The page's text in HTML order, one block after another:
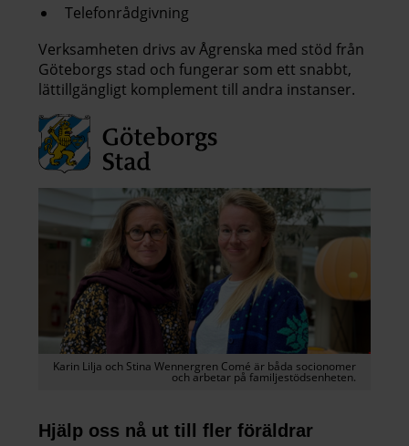
Telefonrådgivning
Verksamheten drivs av Ågrenska med stöd från
Göteborgs stad och fungerar som ett snabbt,
lättillgängligt komplement till andra instanser.
Karin Lilja och Stina Wennergren Comé är båda socionomer
och arbetar på familjestödsenheten.
Hjälp oss nå ut till fler föräldrar